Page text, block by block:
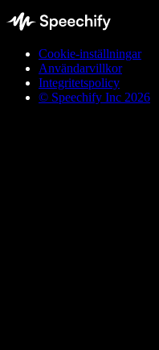
Cookie-inställningar
Användarvillkor
Integritetspolicy
© Speechify Inc 2026